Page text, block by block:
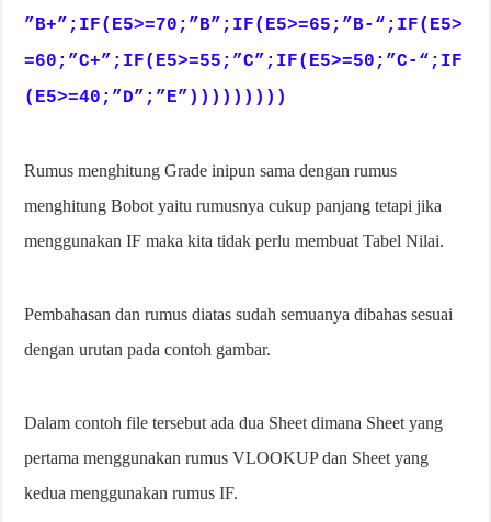
”B+”;IF(E5>=70;”B”;IF(E5>=65;”B-“;IF(E5>
=60;”C+”;IF(E5>=55;”C”;IF(E5>=50;”C-“;IF
(E5>=40;”D”;”E”)))))))))
Rumus menghitung Grade inipun sama dengan rumus
menghitung Bobot yaitu rumusnya cukup panjang tetapi jika
menggunakan IF maka kita tidak perlu membuat Tabel Nilai.
Pembahasan dan rumus diatas sudah semuanya dibahas sesuai
dengan urutan pada contoh gambar.
Dalam contoh file tersebut ada dua Sheet dimana Sheet yang
pertama menggunakan rumus VLOOKUP dan Sheet yang
kedua menggunakan rumus IF.